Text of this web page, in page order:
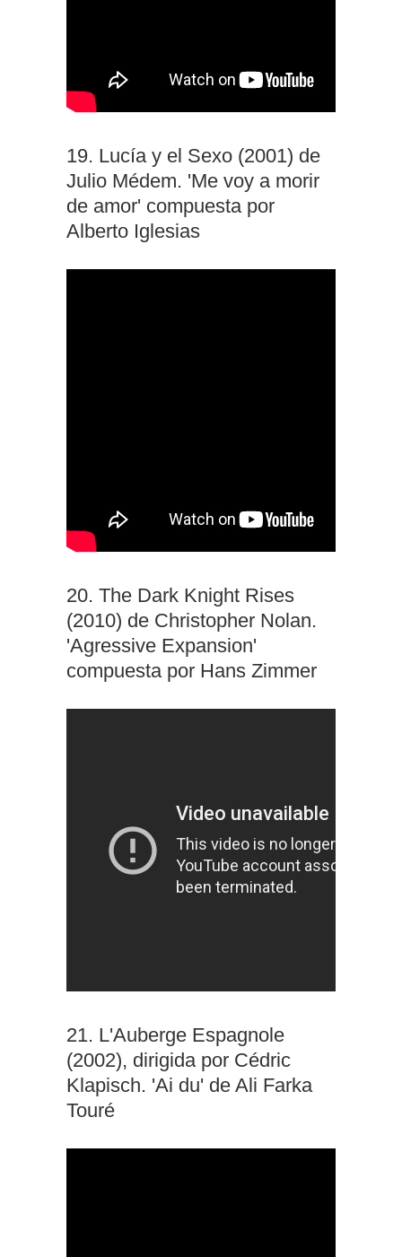
19. Lucía y el Sexo (2001) de
Julio Médem. 'Me voy a morir
de amor' compuesta por
Alberto Iglesias
20. The Dark Knight Rises
(2010) de Christopher Nolan.
'Agressive Expansion'
compuesta por Hans Zimmer
21. L'Auberge Espagnole
(2002), dirigida por Cédric
Klapisch. 'Ai du' de Ali Farka
Touré